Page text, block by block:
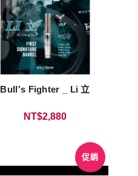
Bull′s Fighter _ Li 立
NT$2,880
促銷